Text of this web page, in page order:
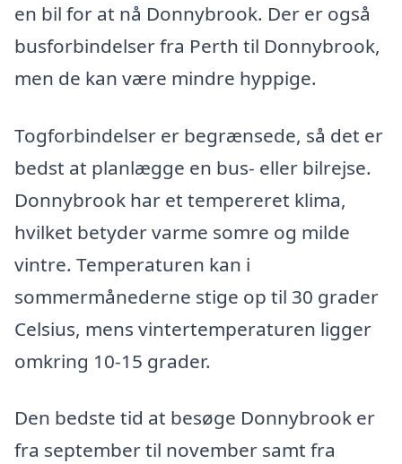
en bil for at nå Donnybrook. Der er også
busforbindelser fra Perth til Donnybrook,
men de kan være mindre hyppige.
Togforbindelser er begrænsede, så det er
bedst at planlægge en bus- eller bilrejse.
Donnybrook har et tempereret klima,
hvilket betyder varme somre og milde
vintre. Temperaturen kan i
sommermånederne stige op til 30 grader
Celsius, mens vintertemperaturen ligger
omkring 10-15 grader.
Den bedste tid at besøge Donnybrook er
fra september til november samt fra